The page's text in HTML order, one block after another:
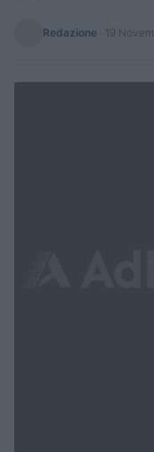
Redazione 19